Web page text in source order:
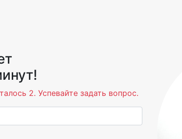
2. Успевайте задать вопрос.